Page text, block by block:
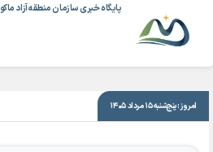
پایگاه خبری سازمان منطقه آزاد ماکو
|۳ خرداد ۱۴۰۰
امروز: پنج‌شنبه ۱۵ مرداد ۱۴۰۵